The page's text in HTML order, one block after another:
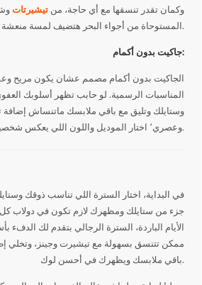
وكمان تقدر تنسقها مع أي حاجة، من تيشيرتات
المستوحاة من أجواء البحر هتضيف لمسة منعشة لإطلالتك.
جاكيت بدون أكمام:
المناسبات الرسمية. لو حابب تظهر أسلوبك
وستايلك وتليق مع باقي ملابسك ماتنساش إضافة
وعصري٬ اختار الموديل واللون اللي يعكس شخصيتك واستمتع بالأناقة والرجولة في نفس الوقت.
في البداية، اختار السترة اللي تناسب ذوقك
الأيام الباردة، السترة الرجالي بتقدم لك
ممكن تتنسق بسهولة مع تيشيرت وجينز، وتخلي
باقي ملابسك ويظهرك في أحسن لوك.